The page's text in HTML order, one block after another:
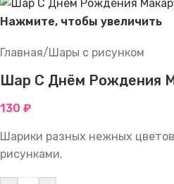
Нажмите, чтобы увеличить
Главная/Шары с рисунком
Шар С Днём Рождения
130 ₽
Шарики разных нежных
рисунками.